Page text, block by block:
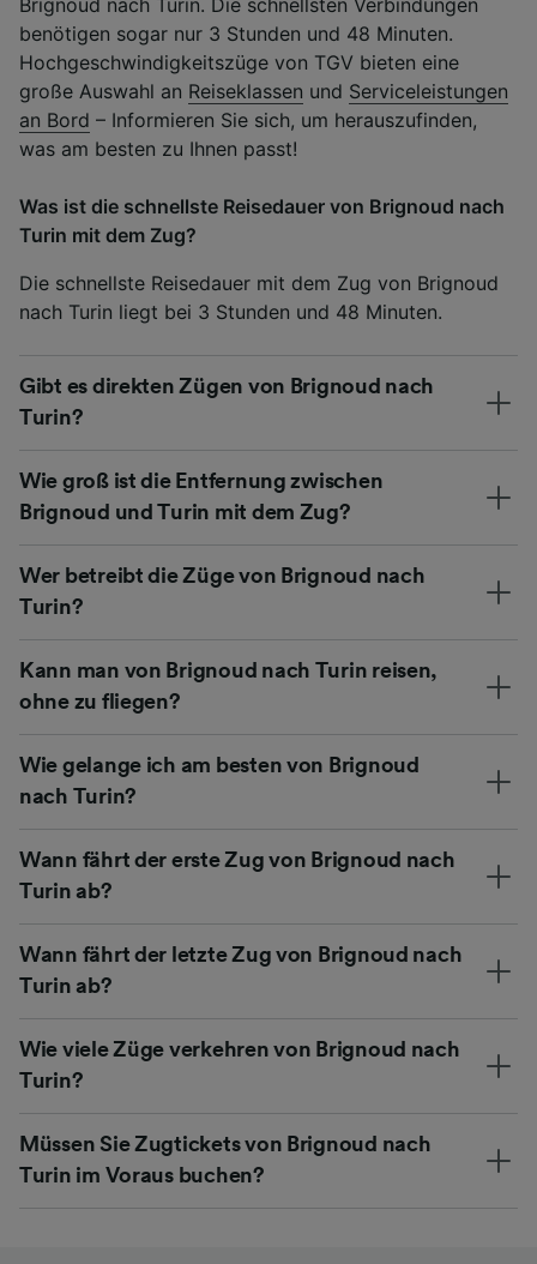
benötigen sogar nur 3 Stunden und 48 Minuten.
Hochgeschwindigkeitszüge von TGV bieten eine
große Auswahl an Reiseklassen und Serviceleistungen
an Bord – Informieren Sie sich, um herauszufinden,
was am besten zu Ihnen passt!
Was ist die schnellste Reisedauer von Brignoud nach
Turin mit dem Zug?
Die schnellste Reisedauer mit dem Zug von Brignoud
nach Turin liegt bei 3 Stunden und 48 Minuten.
Gibt es direkten Zügen von Brignoud nach
Turin?
Wie groß ist die Entfernung zwischen
Brignoud und Turin mit dem Zug?
Wer betreibt die Züge von Brignoud nach
Turin?
Kann man von Brignoud nach Turin reisen,
ohne zu fliegen?
Wie gelange ich am besten von Brignoud
nach Turin?
Wann fährt der erste Zug von Brignoud nach
Turin ab?
Wann fährt der letzte Zug von Brignoud nach
Turin ab?
Wie viele Züge verkehren von Brignoud nach
Turin?
Müssen Sie Zugtickets von Brignoud nach
Turin im Voraus buchen?